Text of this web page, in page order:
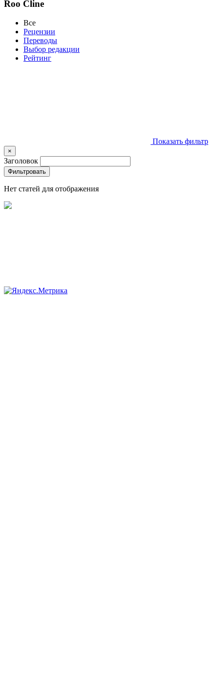
Roo Cline
Все
Рецензии
Переводы
Выбор редакции
Рейтинг
Показать фильтр
×
Заголовок
Фильтровать
Нет статей для отображения